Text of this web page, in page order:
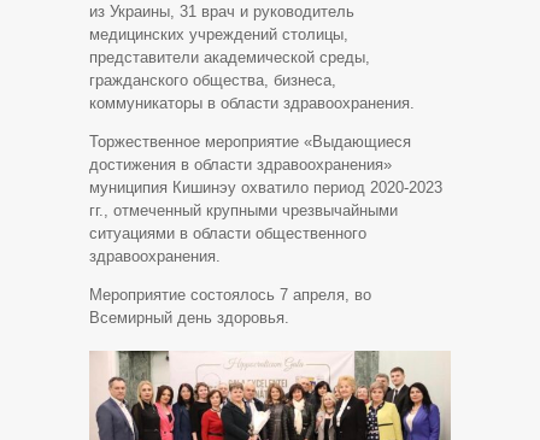
из Украины, 31 врач и руководитель
медицинских учреждений столицы,
представители академической среды,
гражданского общества, бизнеса,
коммуникаторы в области здравоохранения.
Торжественное мероприятие «Выдающиеся
достижения в области здравоохранения»
муниципия Кишинэу охватило период 2020-2023
гг., отмеченный крупными чрезвычайными
ситуациями в области общественного
здравоохранения.
Мероприятие состоялось 7 апреля, во
Всемирный день здоровья.